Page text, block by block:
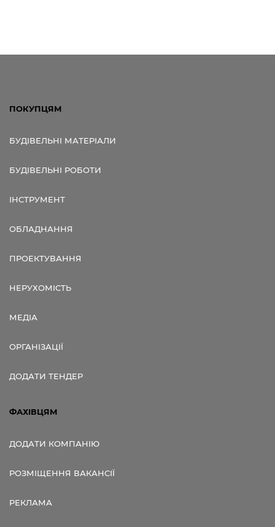
ПОКУПЦЯМ
БУДІВЕЛЬНІ МАТЕРІАЛИ
БУДІВЕЛЬНІ РОБОТИ
ІНСТРУМЕНТ
ОБЛАДНАННЯ
ПРОЕКТУВАННЯ
НЕРУХОМІСТЬ
МЕДІА
ОРГАНІЗАЦІЇ
ДОДАТИ ТЕНДЕР
ФАХІВЦЯМ
ДОДАТИ КОМПАНІЮ
РОЗМІЩЕННЯ ВАКАНСІЇ
РЕКЛАМА